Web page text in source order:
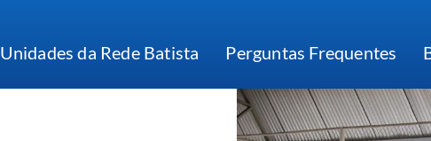
Unidades da Rede Batista Perguntas Frequentes